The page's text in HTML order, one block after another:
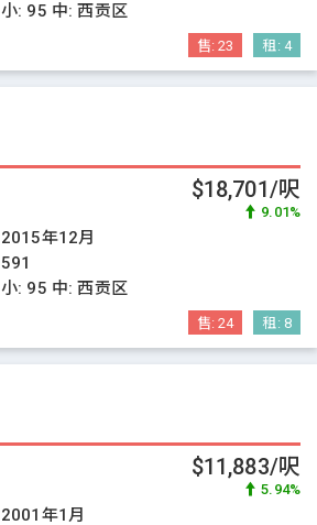
小: 95 中:西贡区
售:23 租: 4
$18,701/呎
9.01%
2015年12月
591
小: 95 中:西贡区
售:24 租: 8
$11,883/呎
5.94%
2001年1月